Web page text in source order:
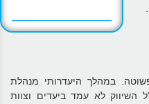
במהלך היעדרותי מנהלת
השיווק לא עמד ביעדים וצוות